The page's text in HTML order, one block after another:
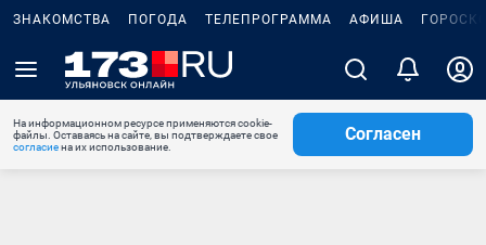
ЗНАКОМСТВА ПОГОДА ТЕЛЕПРОГРАММА АФИША
На информационном ресурсе применяются cookie-
файлы. Оставаясь на сайте, вы подтверждаете свое
согласиена их использование.
Согласен